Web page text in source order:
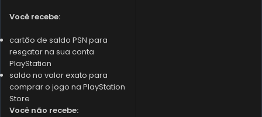
Você recebe:
cartão de saldo PSN para
resgatar na sua conta
PlayStation
saldo no valor exato para
comprar o jogo na PlayStation
Store
Você não recebe: